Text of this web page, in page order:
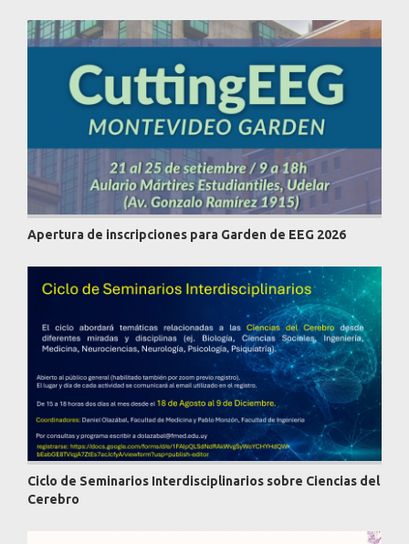
Apertura de inscripciones para Garden de EEG 2026
Ciclo de Seminarios Interdisciplinarios sobre Ciencias del
Cerebro